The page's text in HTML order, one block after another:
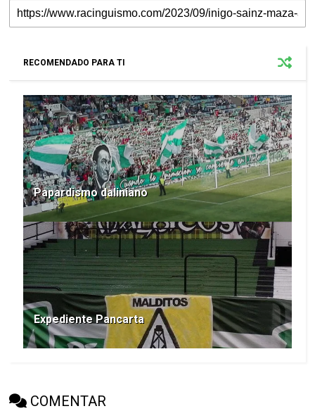
RECOMENDADO PARA TI
Papardismo daliniano
Expediente Pancarta
COMENTAR